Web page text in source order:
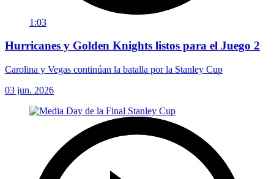
1:03
Hurricanes y Golden Knights listos para el Juego 2
Carolina y Vegas continúan la batalla por la Stanley Cup
03 jun. 2026